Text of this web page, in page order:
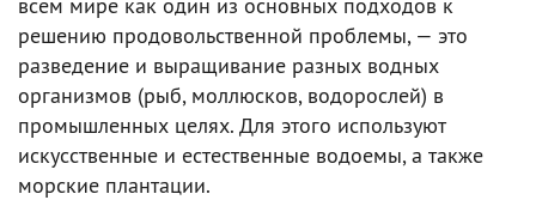
решению продовольственной проблемы, — это
разведение и выращивание разных водных
организмов (рыб, моллюсков, водорослей) в
промышленных целях. Для этого используют
искусственные и естественные водоемы, а также
морские плантации.